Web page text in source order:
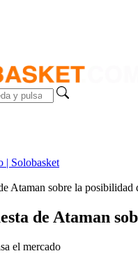
| Solobasket
Ataman sobre la
de Ataman
el mercado